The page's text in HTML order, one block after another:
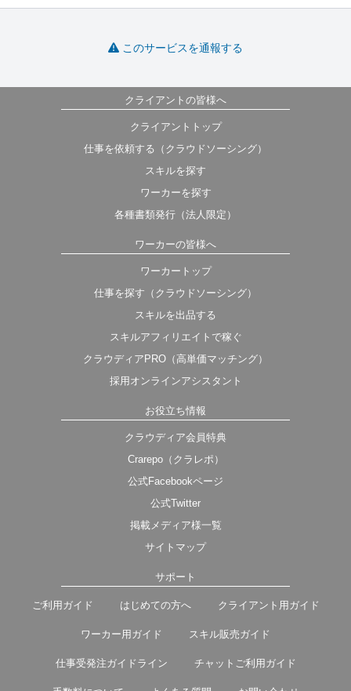
このサービスを通報する
クライアントの皆様へ
クライアントトップ
仕事を依頼する（クラウドソーシング）
スキルを探す
ワーカーを探す
各種書類発行（法人限定）
ワーカーの皆様へ
ワーカートップ
仕事を探す（クラウドソーシング）
スキルを出品する
スキルアフィリエイトで稼ぐ
クラウディアPRO（高単価マッチング）
採用オンラインアシスタント
お役立ち情報
クラウディア会員特典
Crarepo（クラレポ）
公式Facebookページ
公式Twitter
掲載メディア様一覧
サイトマップ
サポート
ご利用ガイド はじめての方へ クライアント用ガイド
ワーカー用ガイド スキル販売ガイド
仕事受発注ガイドライン チャットご利用ガイド